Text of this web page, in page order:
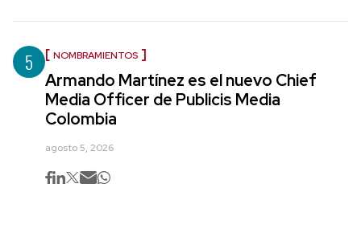
5 NOMBRAMIENTOS
Armando Martínez es el nuevo Chief
Media Officer de Publicis Media
Colombia
agosto 5, 2026